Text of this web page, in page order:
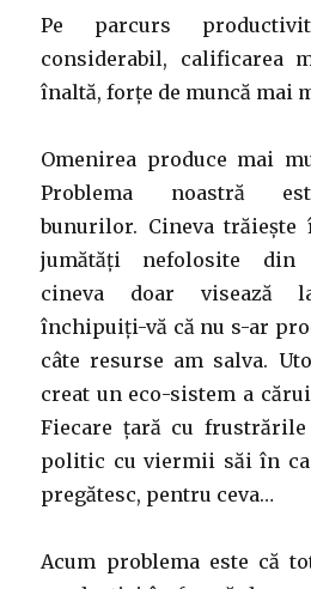
Pe parcurs
considerabil, calificarea
înaltă, forțe de muncă mai
Omenirea produce mai
Problema noastră
bunurilor. Cineva trăiește
jumătăți nefolosite din
cineva doar visează
închipuiți-vă că nu s-ar
câte resurse am salva.
creat un eco-sistem a
Fiecare țară cu
politic cu viermii săi în
pregătesc, pentru ceva…
Acum problema este că